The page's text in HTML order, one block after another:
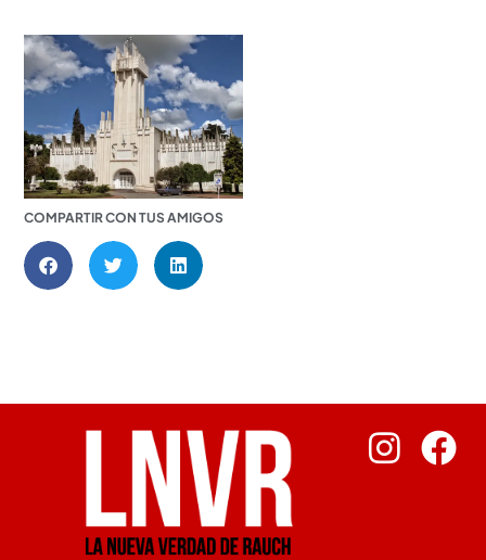
COMPARTIR CON TUS AMIGOS